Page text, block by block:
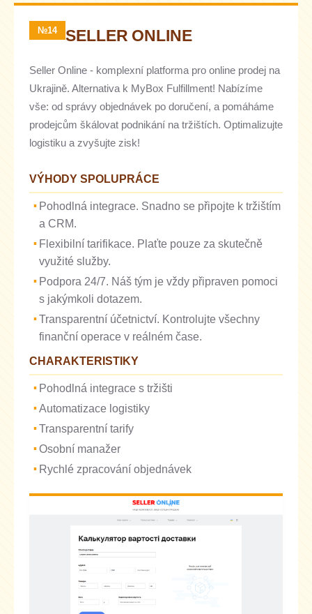
№14 SELLER ONLINE
Seller Online - komplexní platforma pro online prodej na
Ukrajině. Alternativa k MyBox Fulfillment! Nabízíme
vše: od správy objednávek po doručení, a pomáháme
prodejcům škálovat podnikání na tržištích. Optimalizujte
logistiku a zvyšujte zisk!
VÝHODY SPOLUPRÁCE
Pohodlná integrace. Snadno se připojte k tržištím
a CRM.
Flexibilní tarifikace. Plaťte pouze za skutečně
využité služby.
Podpora 24/7. Náš tým je vždy připraven pomoci
s jakýmkoli dotazem.
Transparentní účetnictví. Kontrolujte všechny
finanční operace v reálném čase.
CHARAKTERISTIKY
Pohodlná integrace s tržišti
Automatizace logistiky
Transparentní tarify
Osobní manažer
Rychlé zpracování objednávek